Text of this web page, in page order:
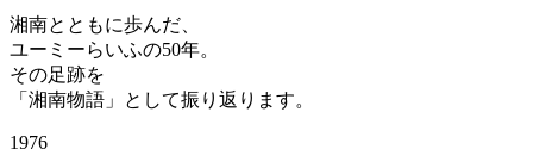
湘南とともに歩んだ、
ユーミーらいふの50年。
その足跡を
「湘南物語」として振り返ります。
1976